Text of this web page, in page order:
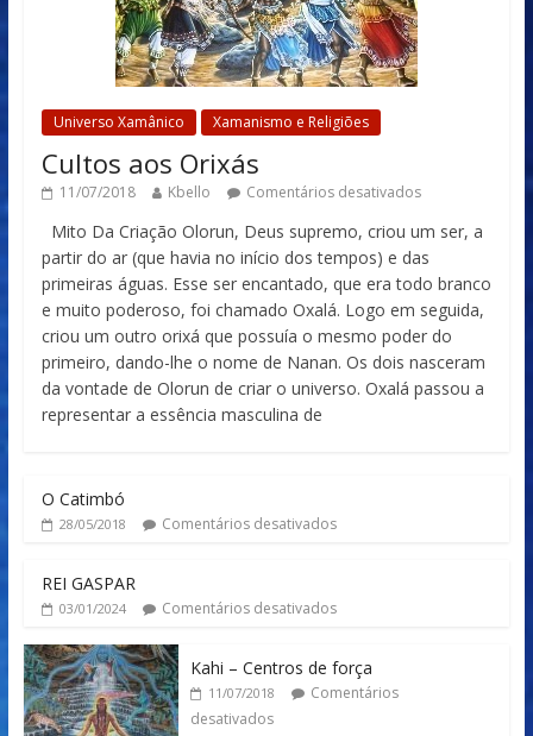
Universo Xamânico Xamanismo e Religiões
Cultos aos Orixás
11/07/2018 Kbello Comentários desativados
Mito Da Criação Olorun, Deus supremo, criou um ser, a
partir do ar (que havia no início dos tempos) e das
primeiras águas. Esse ser encantado, que era todo branco
e muito poderoso, foi chamado Oxalá. Logo em seguida,
criou um outro orixá que possuía o mesmo poder do
primeiro, dando-lhe o nome de Nanan. Os dois nasceram
da vontade de Olorun de criar o universo. Oxalá passou a
representar a essência masculina de
O Catimbó
28/05/2018 Comentários desativados
REI GASPAR
03/01/2024 Comentários desativados
Kahi – Centros de força
11/07/2018
Comentários
desativados